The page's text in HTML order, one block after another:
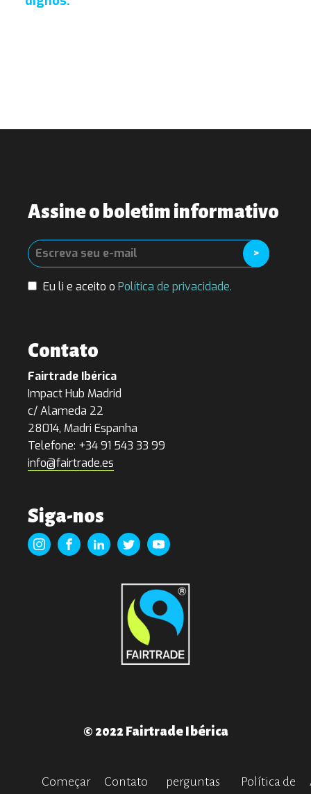
Assine o boletim informativo
Eu li e aceito o Política de privacidade.
Contato
Fairtrade Ibérica
Impact Hub Madrid
c/ Alameda 22
28014, Madri Espanha
Telefone: +34 91 543 33 99
info@fairtrade.es
Siga-nos
© 2022 Fairtrade Ibérica
Começar Contato
perguntas
Política de